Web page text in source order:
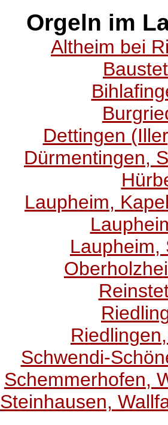
Orgeln im
Altheim bei
Dettingen
Dürmentingen,
Laupheim,
Laupheim,
Schwendi-
Schemmerhofen,
Steinhausen,